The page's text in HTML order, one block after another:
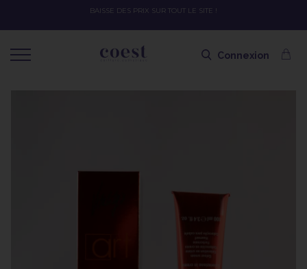
BAISSE DES PRIX SUR TOUT LE SITE !
Connexion